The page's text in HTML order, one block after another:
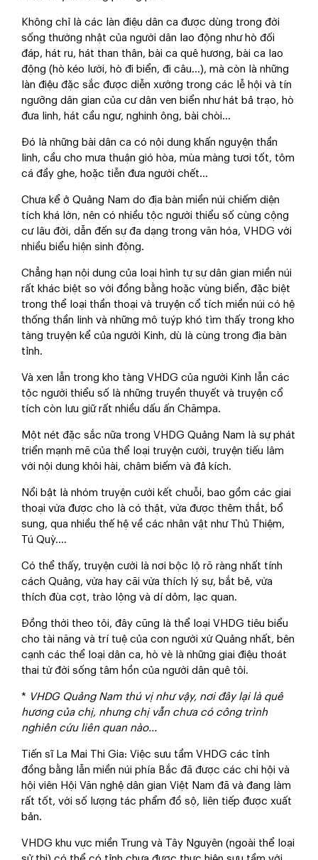
Không chỉ là các làn điệu dân ca được dùng trong đời
sống thường nhật của người dân lao động như hò đối
đáp, hát ru, hát than thân, bài ca quê hương, bài ca lao
động (hò kéo lưới, hò đi biển, đi câu…), mà còn là những
làn điệu đặc sắc được diễn xướng trong các lễ hội và tín
ngưỡng dân gian của cư dân ven biển như hát bả trạo, hò
đưa linh, hát cầu ngư, nghinh ông, bài chòi…
Đó là những bài dân ca có nội dung khấn nguyện thần
linh, cầu cho mưa thuận gió hòa, mùa màng tươi tốt, tôm
cá đầy ghe, hoặc tiễn đưa người chết…
Chưa kể ở Quảng Nam do địa bàn miền núi chiếm diện
tích khá lớn, nên có nhiều tộc người thiểu số cùng cộng
cư lâu đời, dẫn đến sự đa dạng trong văn hóa, VHDG với
nhiều biểu hiện sinh động.
Chẳng hạn nội dung của loại hình tự sự dân gian miền núi
rất khác biệt so với đồng bằng hoặc vùng biển, đặc biệt
trong thể loại thần thoại và truyện cổ tích miền núi có hệ
thống thần linh và những mô tuýp khó tìm thấy trong kho
tàng truyện kể của người Kinh, dù là cùng trong địa bàn
tỉnh.
Và xen lẫn trong kho tàng VHDG của người Kinh lẫn các
tộc người thiểu số là những truyền thuyết và truyện cổ
tích còn lưu giữ rất nhiều dấu ấn Chămpa.
Một nét đặc sắc nữa trong VHDG Quảng Nam là sự phát
triển mạnh mẽ của thể loại truyện cười, truyện tiếu lâm
với nội dung khôi hài, châm biếm và đả kích.
Nổi bật là nhóm truyện cười kết chuỗi, bao gồm các giai
thoại vừa được cho là có thật, vừa được thêm thắt, bổ
sung, qua nhiều thế hệ về các nhân vật như Thủ Thiệm,
Tú Quỳ….
Có thể thấy, truyện cười là nơi bộc lộ rõ ràng nhất tính
cách Quảng, vừa hay cãi vừa thích lý sự, bắt bẻ, vừa
thích đùa cợt, trào lộng và dí dỏm, lạc quan.
Đồng thời theo tôi, đây cũng là thể loại VHDG tiêu biểu
cho tài năng và trí tuệ của con người xứ Quảng nhất, bên
cạnh các thể loại dân ca, hò vè là những giai điệu thoát
thai từ đời sống tâm hồn của người dân quê tôi.
* VHDG Quảng Nam thú vị như vậy, nơi đây lại là quê
hương của chị, nhưng chị vẫn chưa có công trình
nghiên cứu liên quan nào...
Tiến sĩ La Mai Thi Gia: Việc sưu tầm VHDG các tỉnh
đồng bằng lẫn miền núi phía Bắc đã được các chi hội và
hội viên Hội Văn nghệ dân gian Việt Nam đã và đang làm
rất tốt, với số lượng tác phẩm đồ sộ, liên tiếp được xuất
bản.
VHDG khu vực miền Trung và Tây Nguyên (ngoài thể loại